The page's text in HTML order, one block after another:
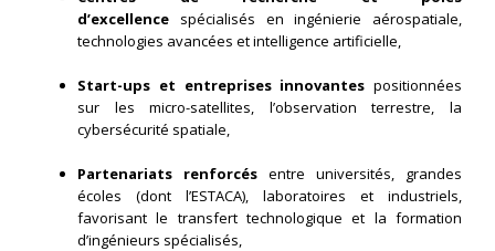
d’excellence spécialisés en ingénierie aérospatiale,
technologies avancées et intelligence artificielle,
Start-ups et entreprises innovantes positionnées
sur les micro-satellites, l’observation terrestre, la
cybersécurité spatiale,
Partenariats renforcés entre universités, grandes
écoles (dont l’ESTACA), laboratoires et industriels,
favorisant le transfert technologique et la formation
d’ingénieurs spécialisés,